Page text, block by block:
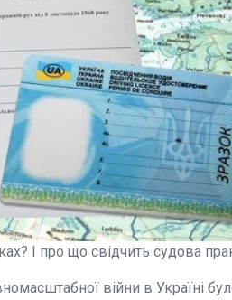
І про що свідчить судова
війни в Україні